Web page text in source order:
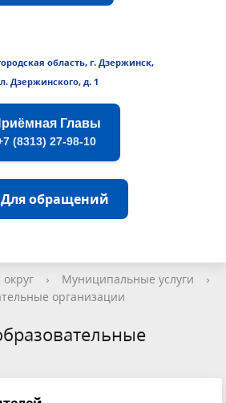
область, г. Дзержинск,
Дзержинского, д. 1
Главы
(8313) 27-98-10
Для обращений
› Муниципальные услуги
›
организации